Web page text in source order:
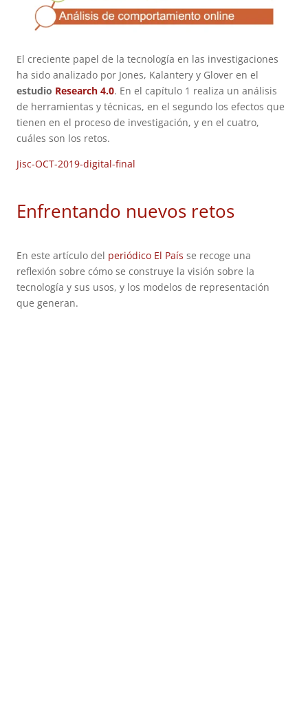
El creciente papel de la tecnología en las investigaciones
ha sido analizado por Jones, Kalantery y Glover en el
estudio Research 4.0. En el capítulo 1 realiza un análisis
de herramientas y técnicas, en el segundo los efectos que
tienen en el proceso de investigación, y en el cuatro,
cuáles son los retos.
Jisc-OCT-2019-digital-final
Enfrentando nuevos retos
En este artículo del periódico El País se recoge una
reflexión sobre cómo se construye la visión sobre la
tecnología y sus usos, y los modelos de representación
que generan.